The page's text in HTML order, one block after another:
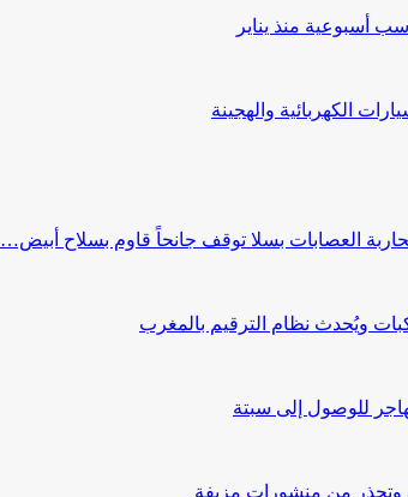
أسبوعية منذ يناير
الكهربائية والهجينة
العصابات بسلا توقف جانحاً قاوم بسلاح أبيض…
ويُحدث نظام الترقيم بالمغرب
للوصول إلى سبتة